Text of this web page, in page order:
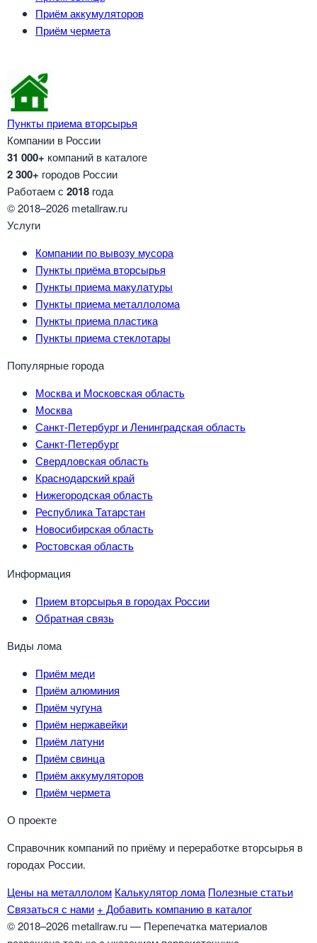
Приём аккумуляторов
Приём чермета
Пункты приема вторсырья
Компании в России
31 000+ компаний в каталоге
2 300+ городов России
Работаем с 2018 года
© 2018–2026 metallraw.ru
Услуги
Компании по вывозу мусора
Пункты приёма вторсырья
Пункты приема макулатуры
Пункты приема металлолома
Пункты приема пластика
Пункты приема стеклотары
Популярные города
Москва и Московская область
Москва
Санкт-Петербург и Ленинградская область
Санкт-Петербург
Свердловская область
Краснодарский край
Нижегородская область
Республика Татарстан
Новосибирская область
Ростовская область
Информация
Прием вторсырья в городах России
Обратная связь
Виды лома
Приём меди
Приём алюминия
Приём чугуна
Приём нержавейки
Приём латуни
Приём свинца
Приём аккумуляторов
Приём чермета
О проекте
Справочник компаний по приёму и переработке вторсырья в
городах России.
Цены на металлолом Калькулятор лома Полезные статьи
Связаться с нами + Добавить компанию в каталог
© 2018–2026 metallraw.ru — Перепечатка материалов